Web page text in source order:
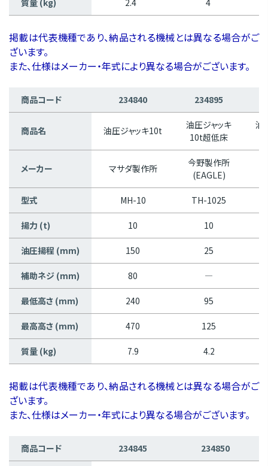
掲載は代表機種であり、納品される機械とは異なる場合がご
ざいます。
また、仕様はメーカー・年式により異なる場合がございます。
商品コード 234840 234895
商品名 油圧ジャッキ10t
油圧ジャッキ
10t超低床
油
メーカー マサダ製作所
今野製作所
(EAGLE)
型式 MH-10 TH-1025
揚力 (t) 10 10
油圧揚程 (mm) 150 25
補助ネジ (mm) 80 ―
最低高さ (mm) 240 95
最高高さ (mm) 470 125
質量 (kg) 7.9 4.2
掲載は代表機種であり、納品される機械とは異なる場合がご
ざいます。
また、仕様はメーカー・年式により異なる場合がございます。
商品コード 234845 234850